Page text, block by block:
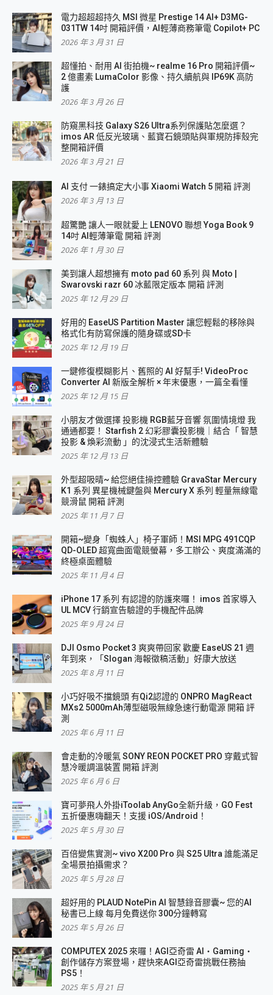
電力超超超持久 MSI 微星 Prestige 14 AI+ D3MG-
031TW 14吋 開箱評價，AI輕薄商務筆電 Copilot+ PC
2026 年 3 月 31 日
超懂拍、耐用 AI 街拍機~ realme 16 Pro 開箱評價~
2 億畫素 LumaColor 影像、持久續航與 IP69K 高防
護
2026 年 3 月 26 日
防窺黑科技 Galaxy S26 Ultra系列保護貼怎麼選？
imos AR 低反光玻璃、藍寶石鏡頭貼與軍規防摔殼完
整開箱評價
2026 年 3 月 21 日
AI 支付 一錶搞定大小事 Xiaomi Watch 5 開箱 評測
2026 年 3 月 13 日
超驚艷 讓人一眼就愛上 LENOVO 聯想 Yoga Book 9
14吋 AI輕薄筆電 開箱 評測
2026 年 1 月 30 日
美到讓人超想擁有 moto pad 60 系列 與 Moto |
Swarovski razr 60 冰藍限定版本 開箱 評測
2025 年 12 月 29 日
好用的 EaseUS Partition Master 讓您輕鬆的移除與
格式化有防寫保護的隨身碟或SD卡
2025 年 12 月 19 日
一鍵修復模糊影片、舊照的 AI 好幫手! VideoProc
Converter AI 新版全解析 × 年末優惠，一篇全看懂
2025 年 12 月 15 日
小朋友才做選擇 投影機 RGB藍牙音響 氛圍情境燈 我
通通都要！ Starfish 2 幻彩膠囊投影機｜結合「 智慧
投影 & 煥彩流動 」的沈浸式生活新體驗
2025 年 12 月 13 日
外型超吸晴~ 給您絕佳操控體驗 GravaStar Mercury
K1 系列 異星機械鍵盤與 Mercury X 系列 輕量無線電
競滑鼠 開箱 評測
2025 年 11 月 7 日
開箱~變身「蜘蛛人」椅子軍師！MSI MPG 491CQP
QD-OLED 超寬曲面電競螢幕，多工辦公、爽度滿滿的
終極桌面體驗
2025 年 11 月 4 日
iPhone 17 系列 有認證的防護來囉！ imos 首家導入
UL MCV 行銷宣告驗證的手機配件品牌
2025 年 9 月 24 日
DJI Osmo Pocket 3 爽爽帶回家 歡慶 EaseUS 21 週
年到來，「Slogan 海報徵稿活動」好康大放送
2025 年 8 月 11 日
小巧好吸不擋鏡頭 有Qi2認證的 ONPRO MagReact
MXs2 5000mAh薄型磁吸無線急速行動電源 開箱 評
測
2025 年 6 月 11 日
會走動的冷暖氣 SONY REON POCKET PRO 穿戴式智
慧冷暖調溫裝置 開箱 評測
2025 年 6 月 6 日
寶可夢飛人外掛iToolab AnyGo全新升級，GO Fest
五折優惠嗨翻天！支援 iOS/Android！
2025 年 5 月 30 日
百倍變焦實測~ vivo X200 Pro 與 S25 Ultra 誰能滿足
全場景拍攝需求？
2025 年 5 月 28 日
超好用的 PLAUD NotePin AI 智慧錄音膠囊~ 您的AI
秘書已上線 每月免費送你 300分鐘轉寫
2025 年 5 月 26 日
COMPUTEX 2025 來囉！AGI亞奇雷 AI・Gaming・
創作儲存方案登場，趕快來AGI亞奇雷挑戰任務抽
PS5！
2025 年 5 月 21 日